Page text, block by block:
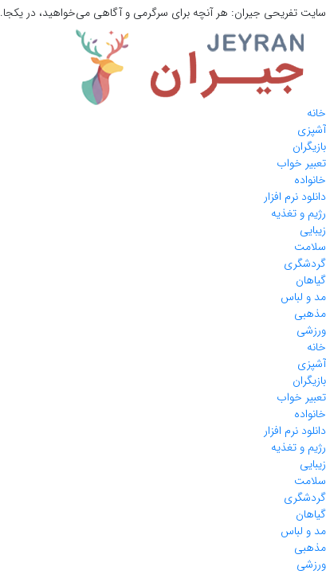
سایت تفریحی جیران: هر آنچه برای سرگرمی و آگاهی می‌خواهید، در یکجا.
خانه
آشپزی
بازیگران
تعبیر خواب
خانواده
دانلود نرم افزار
رژیم و تغذیه
زیبایی
سلامت
گردشگری
گیاهان
مد و لباس
مذهبی
ورزشی
خانه
آشپزی
بازیگران
تعبیر خواب
خانواده
دانلود نرم افزار
رژیم و تغذیه
زیبایی
سلامت
گردشگری
گیاهان
مد و لباس
مذهبی
ورزشی